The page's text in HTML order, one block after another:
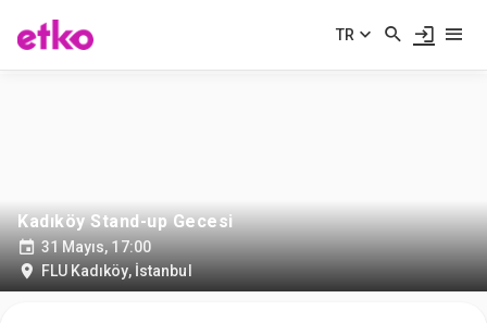
TR
Kadıköy Stand-up Gecesi
31 Mayıs, 17:00
FLU Kadıköy, İstanbul